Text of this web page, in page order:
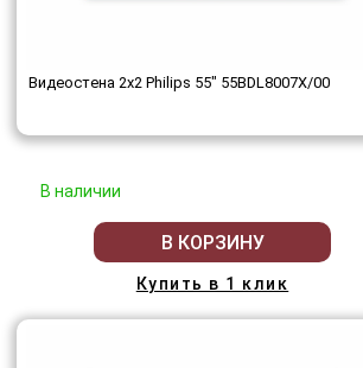
Видеостена 2x2 Philips 55" 55BDL8007X/00
В наличии
В КОРЗИНУ
Купить в 1 клик